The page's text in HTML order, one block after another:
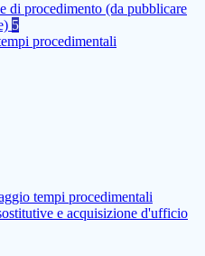
di procedimento (da pubblicare
5
procedimentali
tempi procedimentali
e acquisizione d'ufficio